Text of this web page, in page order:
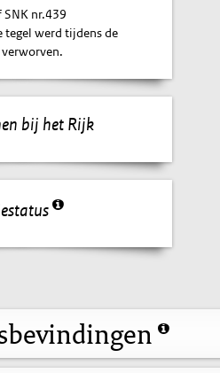
SNK nr.439
tegel werd tijdens de
bij het Rijk